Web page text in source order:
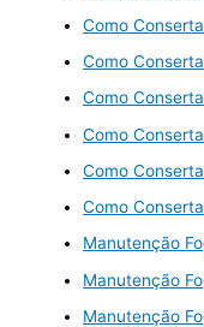
Como
Como
Como
Como
Como
Como
Manutenção
Manutenção
Manutenção